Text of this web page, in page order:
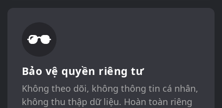
Bảo vệ quyền riêng tư
Không theo dõi, không thông tin cá nhân,
không thu thập dữ liệu. Hoàn toàn riêng